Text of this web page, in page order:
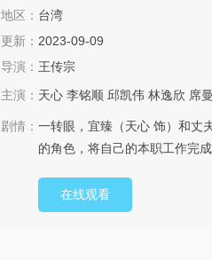
地区： 台湾
更新： 2023-09-09
导演： 王传宗
主演： 天心 李铭顺 邱凯伟 林逸欣 席
剧情： 一转眼，宜臻（天心 饰）和丈
的角色，将自己的本职工作完成
在线观看